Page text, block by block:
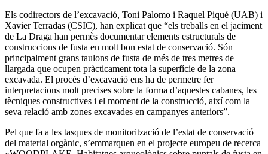
Els codirectors de l’excavació, Toni Palomo i Raquel Piqué (UAB) i
Xavier Terradas (CSIC), han explicat que “els treballs en el jaciment
de La Draga han permès documentar elements estructurals de
construccions de fusta en molt bon estat de conservació. Són
principalment grans taulons de fusta de més de tres metres de
llargada que ocupen pràcticament tota la superfície de la zona
excavada. El procés d’excavació ens ha de permetre fer
interpretacions molt precises sobre la forma d’aquestes cabanes, les
tècniques constructives i el moment de la construcció, així com la
seva relació amb zones excavades en campanyes anteriors”.
Pel que fa a les tasques de monitorització de l’estat de conservació
del material orgànic, s’emmarquen en el projecte europeu de recerca